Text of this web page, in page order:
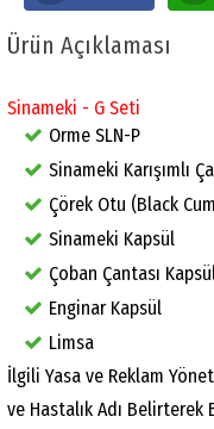
Ürün Açıklaması
Sinameki - G Seti
Orme SLN-P
Sinameki Karışımlı
Çörek Otu (Black
Sinameki Kapsül
Çoban Çantası
Enginar Kapsül
Limsa
İlgili Yasa ve Reklam
ve Hastalık Adı